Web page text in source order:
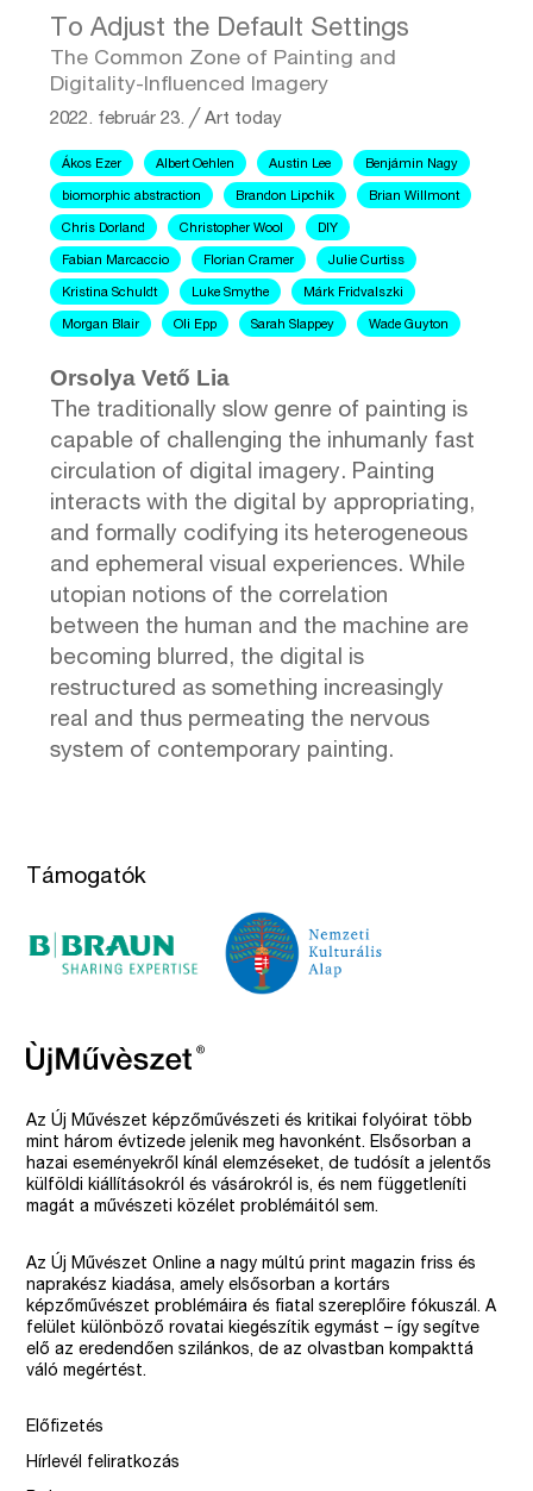
To Adjust the Default Settings
The Common Zone of Painting and
Digitality-Influenced Imagery
2022. február 23. ╱Art today
Ákos Ezer Albert Oehlen Austin Lee Benjámin Nagy
biomorphic abstraction Brandon Lipchik Brian Willmont
Chris Dorland Christopher Wool DIY
Fabian Marcaccio Florian Cramer Julie Curtiss
Kristina Schuldt Luke Smythe Márk Fridvalszki
Morgan Blair Oli Epp Sarah Slappey Wade Guyton
Orsolya Vető Lia
The traditionally slow genre of painting is
capable of challenging the inhumanly fast
circulation of digital imagery. Painting
interacts with the digital by appropriating,
and formally codifying its heterogeneous
and ephemeral visual experiences. While
utopian notions of the correlation
between the human and the machine are
becoming blurred, the digital is
restructured as something increasingly
real and thus permeating the nervous
system of contemporary painting.
Támogatók
Az Új Művészet képzőművészeti és kritikai folyóirat több
mint három évtizede jelenik meg havonként. Elsősorban a
hazai eseményekről kínál elemzéseket, de tudósít a jelentős
külföldi kiállításokról és vásárokról is, és nem függetleníti
magát a művészeti közélet problémáitól sem.
Az Új Művészet Online a nagy múltú print magazin friss és
naprakész kiadása, amely elsősorban a kortárs
képzőművészet problémáira és fiatal szereplőire fókuszál. A
felület különböző rovatai kiegészítik egymást – így segítve
elő az eredendően szilánkos, de az olvastban kompakttá
váló megértést.
Előfizetés
Hírlevél feliratkozás